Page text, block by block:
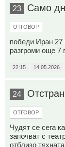
23 Само
ОТГОВОР
победи Иран 27
разгроми още 7
22:15 14.05.2026
24
ОТГОВОР
Чудят се сега
започват с
отблизо